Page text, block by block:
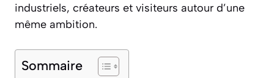
industriels, créateurs et visiteurs autour d’une
même ambition.
Sommaire